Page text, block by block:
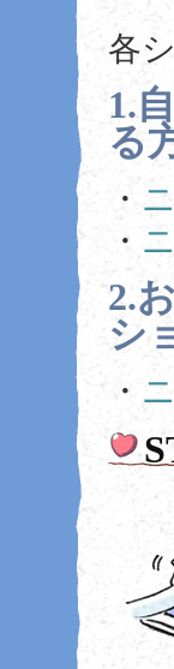
各
1.
る
・
・
2.
シ
・